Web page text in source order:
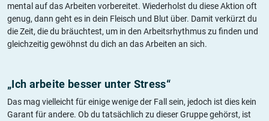
mental auf das Arbeiten vorbereitet. Wiederholst du diese Aktion oft
genug, dann geht es in dein Fleisch und Blut über. Damit verkürzt du
die Zeit, die du bräuchtest, um in den Arbeitsrhythmus zu finden und
gleichzeitig gewöhnst du dich an das Arbeiten an sich.
„Ich arbeite besser unter Stress“
Das mag vielleicht für einige wenige der Fall sein, jedoch ist dies kein
Garant für andere. Ob du tatsächlich zu dieser Gruppe gehörst, ist